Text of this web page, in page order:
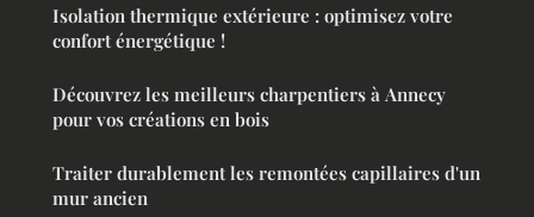
Isolation thermique extérieure : optimisez votre
confort énergétique !
Découvrez les meilleurs charpentiers à Annecy
pour vos créations en bois
Traiter durablement les remontées capillaires d'un
mur ancien